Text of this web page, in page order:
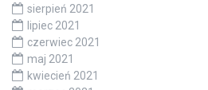
sierpień 2021
lipiec 2021
czerwiec 2021
maj 2021
kwiecień 2021